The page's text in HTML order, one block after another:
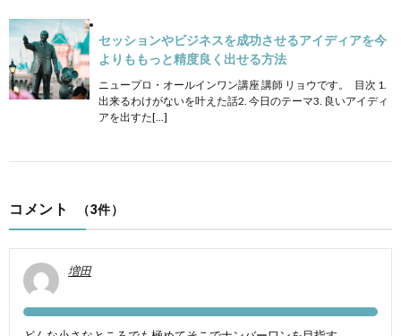
セッションやビジネスを成功させるアイディアを今
よりももっと精度良く出せる方法
ニュープロ・オールインワン講座 講師 リョウです。 目次 1.
出来るわけがないを叶えた話2. 今日のテーマ3. 良いアイディ
アを出すた[…]
コメント （3件）
増田